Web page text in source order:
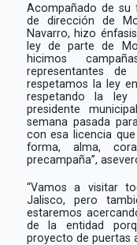
Acompañado de su
de dirección de
Navarro, hizo
ley de parte de
hicimos
representantes
respetamos la ley
respetando la
presidente
semana pasada
con esa licencia
forma, alma,
precampaña”,
“Vamos a visitar
Jalisco, pero
estaremos
de la entidad
proyecto de puertas